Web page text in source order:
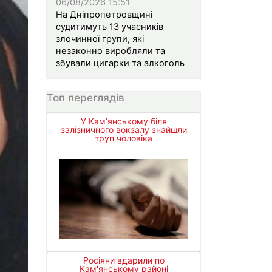
На Дніпропетровщині
судитимуть 13 учасників
злочинної групи, які
незаконно виробляли та
збували цигарки та алкоголь
Топ переглядів
У Кам’янському біля
залізничного вокзалу знайшли
труп чоловіка
Росіяни вдарили по
Кам'янському районі